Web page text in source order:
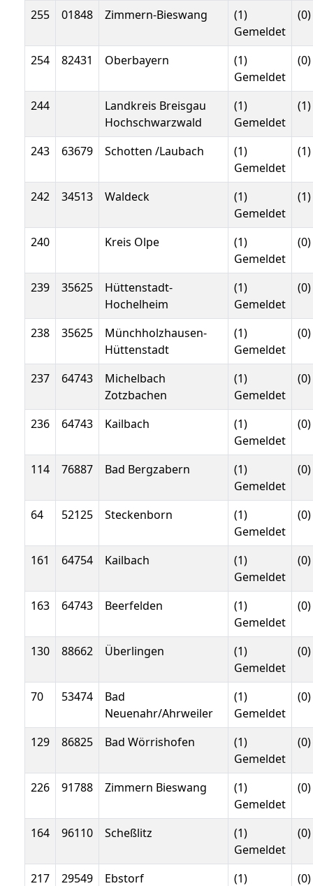
255 01848 Zimmern-Bieswang
(1)
Gemeldet
254 82431 Oberbayern
(1)
Gemeldet
244
Landkreis Breisgau
Hochschwarzwald
(1)
Gemeldet
243 63679 Schotten /Laubach
(1)
Gemeldet
242 34513 Waldeck
(1)
Gemeldet
240 Kreis Olpe
(1)
Gemeldet
239 35625
Hüttenstadt-
Hochelheim
(1)
Gemeldet
238 35625
Münchholzhausen-
Hüttenstadt
(1)
Gemeldet
237 64743
Michelbach
Zotzbachen
(1)
Gemeldet
236 64743 Kailbach
(1)
Gemeldet
114 76887 Bad Bergzabern
(1)
Gemeldet
64 52125 Steckenborn
(1)
Gemeldet
161 64754 Kailbach
(1)
Gemeldet
163 64743 Beerfelden
(1)
Gemeldet
130 88662 Überlingen
(1)
Gemeldet
70 53474
Bad
Neuenahr/Ahrweiler
(1)
Gemeldet
129 86825 Bad Wörrishofen
(1)
Gemeldet
226 91788 Zimmern Bieswang
(1)
Gemeldet
164 96110 Scheßlitz
(1)
Gemeldet
217 29549 Ebstorf (1)